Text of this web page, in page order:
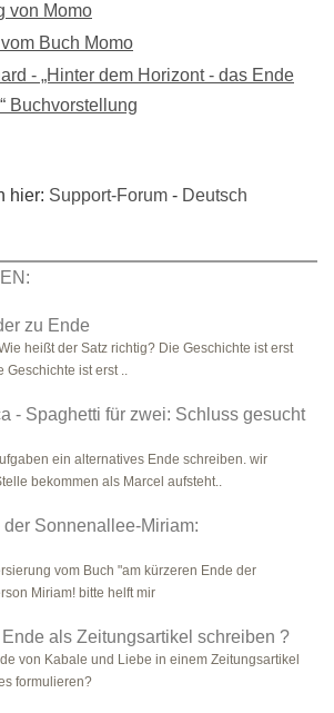
von Momo
Buch Momo
- „Hinter dem Horizont - das Ende
Buchvorstellung
hier: Support-Forum - Deutsch
zu Ende
heißt der Satz richtig? Die Geschichte ist erst
Geschichte ist erst ..
- Spaghetti für zwei: Schluss gesucht
ein alternatives Ende schreiben. wir
bekommen als Marcel aufsteht..
Sonnenallee-Miriam:
vom Buch "am kürzeren Ende der
Miriam! bitte helft mir
als Zeitungsartikel schreiben ?
von Kabale und Liebe in einem Zeitungsartikel
formulieren?